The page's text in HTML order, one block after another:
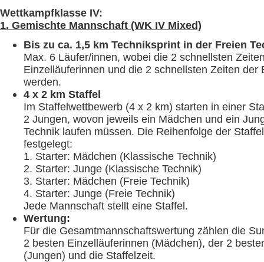
Wettkampfklasse IV:
1. Gemischte Mannschaft (WK IV Mixed)
Bis zu ca. 1,5 km Techniksprint in der Freien
Max. 6 Läufer/innen, wobei die 2 schnellsten
Einzelläuferinnen und die 2 schnellsten Zeiten der
werden.
4 x 2 km Staffel
Im Staffelwettbewerb (4 x 2 km) starten in einer
2 Jungen, wovon jeweils ein Mädchen und ein
Technik laufen müssen. Die Reihenfolge der
festgelegt:
1. Starter: Mädchen (Klassische Technik)
2. Starter: Junge (Klassische Technik)
3. Starter: Mädchen (Freie Technik)
4. Starter: Junge (Freie Technik)
Jede Mannschaft stellt eine Staffel.
Wertung:
Für die Gesamtmannschaftswertung zählen die
2 besten Einzelläuferinnen (Mädchen), der 2
(Jungen) und die Staffelzeit.